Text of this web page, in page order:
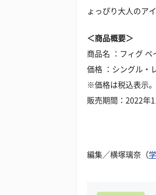
ょっぴり大人のア
＜商品概要＞
商品名 ：フィグ ベ
価格 ：シングル・
※価格は税込表示
販売期間：2022年
編集／横塚璃奈（